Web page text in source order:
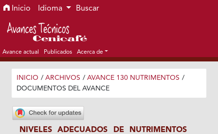
Ir al menú de navegación principal
Ir al contenido principal
Ir al pie de página del sitio
Inicio Idioma Buscar
Avance actual Publicados Acerca de
INICIO / ARCHIVOS / AVANCE 130 NUTRIMENTOS /
DOCUMENTOS DEL AVANCE
NIVELES ADECUADOS DE NUTRIMENTOS